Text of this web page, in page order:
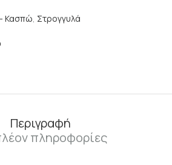
Κασπώ, Στρογγυλά
Περιγραφή
πληροφορίες